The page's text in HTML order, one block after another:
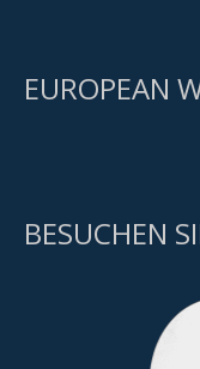
EUROPEAN
BESUCHEN